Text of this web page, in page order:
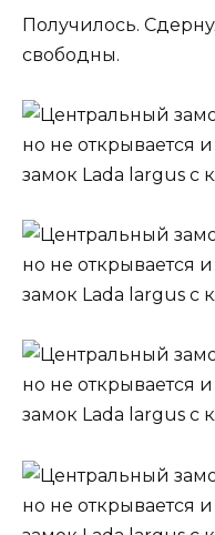
Получилось.
свободны.